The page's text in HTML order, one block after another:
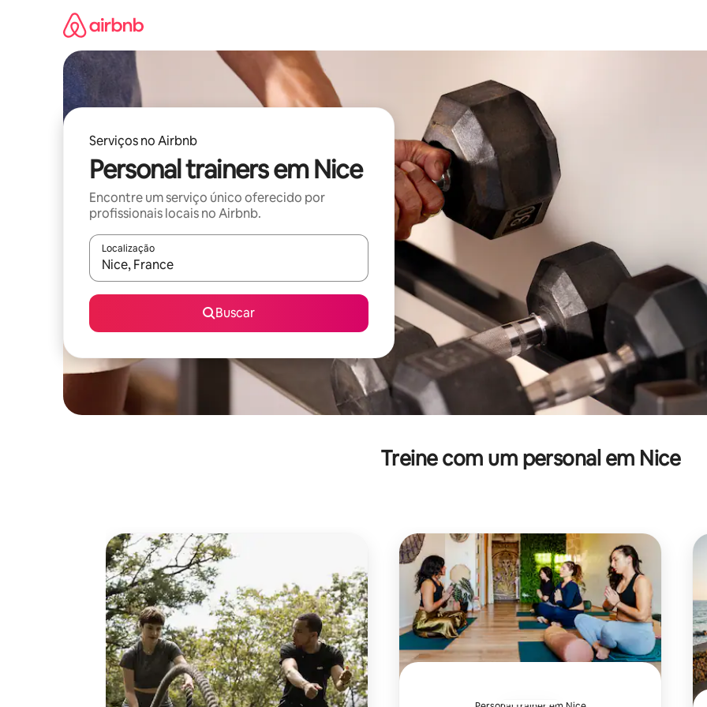
Serviços no Airbnb
Personal trainers em Nice
Encontre um serviço único oferecido por
profissionais locais no Airbnb.
Localização
Quando os resultados estiverem disponíveis, explore-os usando as seta para cima e para baixo do teclado ou tocando
Buscar
Treine com um personal em Nice